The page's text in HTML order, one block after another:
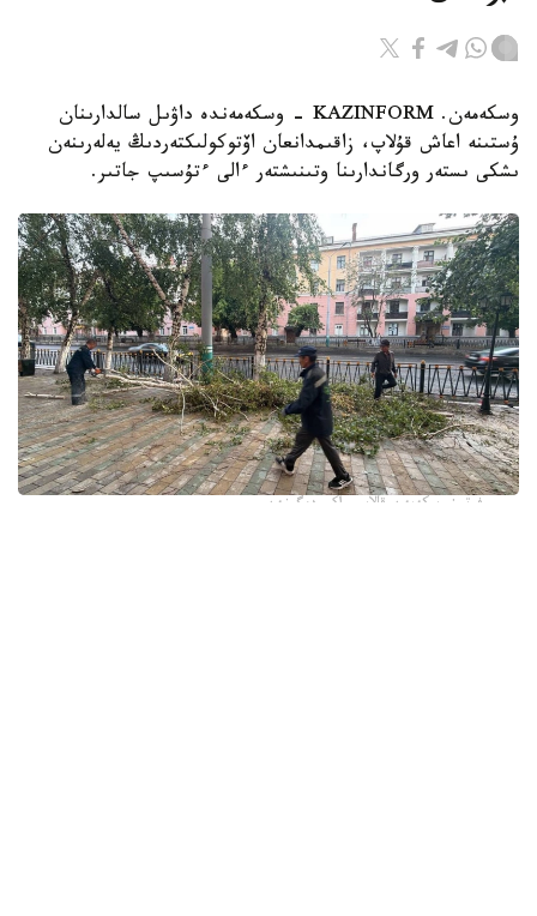
وسكەمەن. KAZINFORM - وسكەمەندە داۋىل سالدارىنان
ۇستىنە اعاش قۇلاپ، زاقىمدانعان اۆتوكولىكتەردىڭ يەلەرىنەن
ىشكى ىستەر ورگاندارىنا وتىنىشتەر ءالى ءتۇسىپ جاتىر.
فوتو: وسكەمەن قالاسى اكىمدىگىنەن